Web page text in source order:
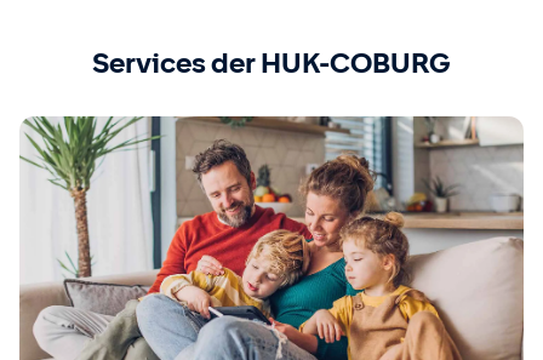
Services der HUK-COBURG